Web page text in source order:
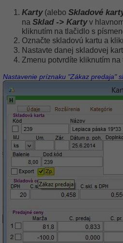
Karty(alebo Skladové
na Sklad -> Kartyv
kliknutím na tlačidlo s
Označte skladovú kartu a
Nastavte danej skladovej
Zmenu potvrdíte kliknutím na
Nastavenie príznaku "Zákaz predaja"